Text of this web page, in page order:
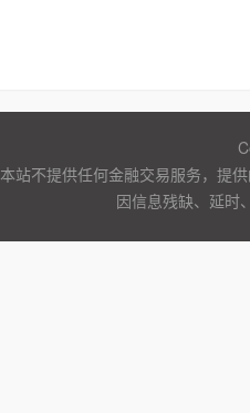
本站不提供任何金融交易服务，提
因信息残缺、延时